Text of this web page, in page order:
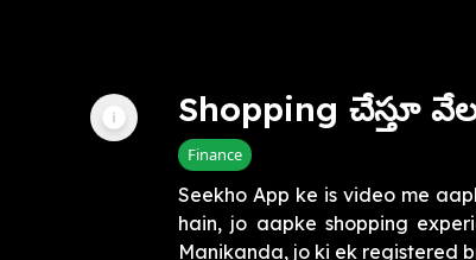
Shopping చేస్తూ
Finance
Seekho App ke is video me
hain, jo aapke shopping
Manikanda, jo ki ek registered